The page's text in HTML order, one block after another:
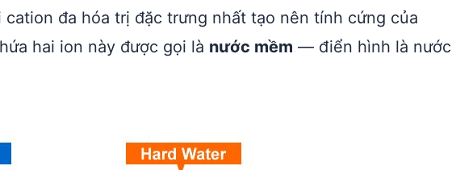
đa hóa trị đặc trưng nhất tạo nên tính cứng của
hai ion này được gọi là nước mềm — điển hình là nước